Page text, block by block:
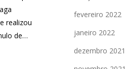
realizou
de…
fevereiro 2022
janeiro 2022
dezembro 2021